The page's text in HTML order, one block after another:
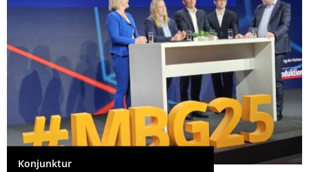
Konjunktur